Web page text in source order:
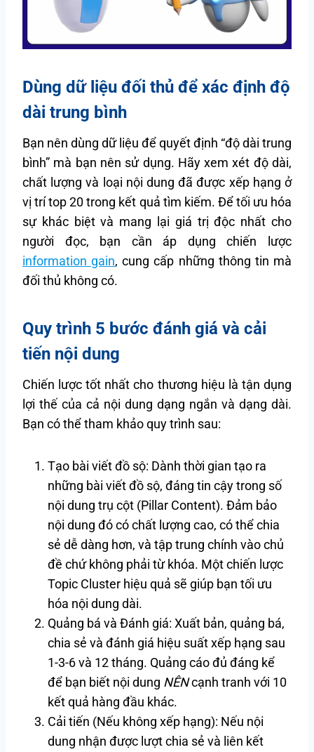
Dùng dữ liệu đối thủ để xác định độ
dài trung bình
Bạn nên dùng dữ liệu để quyết định “độ dài trung
bình” mà bạn nên sử dụng. Hãy xem xét độ dài,
chất lượng và loại nội dung đã được xếp hạng ở
vị trí top 20 trong kết quả tìm kiếm. Để tối ưu hóa
sự khác biệt và mang lại giá trị độc nhất cho
người đọc, bạn cần áp dụng chiến lược
information gain, cung cấp những thông tin mà
đối thủ không có.
Quy trình 5 bước đánh giá và cải
tiến nội dung
Chiến lược tốt nhất cho thương hiệu là tận dụng
lợi thế của cả nội dung dạng ngắn và dạng dài.
Bạn có thể tham khảo quy trình sau:
Tạo bài viết đồ sộ: Dành thời gian tạo ra
những bài viết đồ sộ, đáng tin cậy trong số
nội dung trụ cột (Pillar Content). Đảm bảo
nội dung đó có chất lượng cao, có thể chia
sẻ dễ dàng hơn, và tập trung chính vào chủ
đề chứ không phải từ khóa. Một chiến lược
Topic Cluster hiệu quả sẽ giúp bạn tối ưu
hóa nội dung dài.
Quảng bá và Đánh giá: Xuất bản, quảng bá,
chia sẻ và đánh giá hiệu suất xếp hạng sau
1-3-6 và 12 tháng. Quảng cáo đủ đáng kể
để bạn biết nội dung NÊNcạnh tranh với 10
kết quả hàng đầu khác.
Cải tiến (Nếu không xếp hạng): Nếu nội
dung nhận được lượt chia sẻ và liên kết